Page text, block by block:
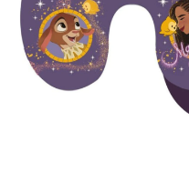
Outlet proizvodi
Dostava i
TV serija